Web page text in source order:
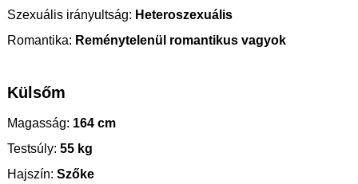
Szexuális irányultság: Heteroszexuális
Romantika: Reménytelenül romantikus vagyok
Külsőm
Magasság: 164 cm
Testsúly: 55 kg
Hajszín: Szőke